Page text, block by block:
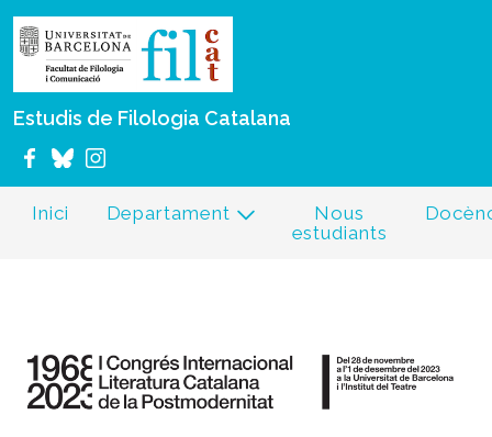
Estudis de Filologia Catalana
Inici Departament
Nous
estudiants